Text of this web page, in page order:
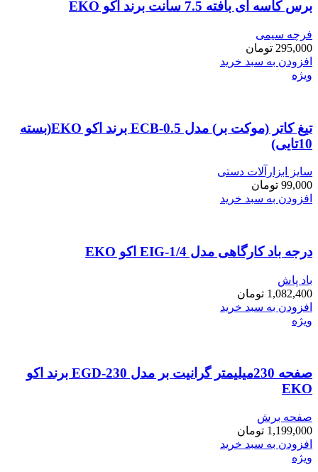
برس کاسه ای بافته 7.5 سانت برند اکو EKO
فرچه سیمی
295,000 تومان
افزودن به سبد خرید
ویژه
تیغ کاتر (موکت بر) مدل ECB-0.5 برند اکو EKO(بسته
10تایی)
سایز ابزارآلات دستی
99,000 تومان
افزودن به سبد خرید
درجه باد کارگاهی مدل EIG-1/4 اکو EKO
باد پاش
1,082,400 تومان
افزودن به سبد خرید
ویژه
صفحه 230میلیمتر گرانیت بر مدل EGD-230 برند اکو
EKO
صفحه برش
1,199,000 تومان
افزودن به سبد خرید
ویژه